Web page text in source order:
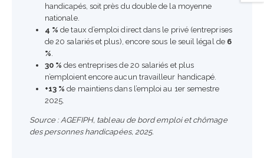
handicapés, soit près du double de la moyenne
nationale.
4 % de taux d’emploi direct dans le privé (entreprises
de 20 salariés et plus), encore sous le seuil légal de 6
%.
30 % des entreprises de 20 salariés et plus
n’emploient encore aucun travailleur handicapé.
+13 % de maintiens dans l’emploi au 1er semestre
2025.
Source : AGEFIPH, tableau de bord emploi et chômage
des personnes handicapées, 2025.